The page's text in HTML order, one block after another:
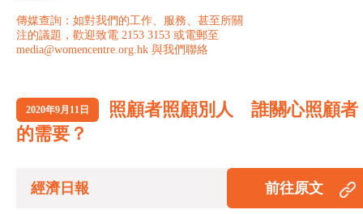
傳媒查詢：如對我們的工作、服務、甚至所關
注的議題，歡迎致電 2153 3153 或電郵至
media@womencentre.org.hk 與我們聯絡
2020年9月11日
照顧者照顧別人 誰關心照顧者
的需要？
經濟日報 前往原文